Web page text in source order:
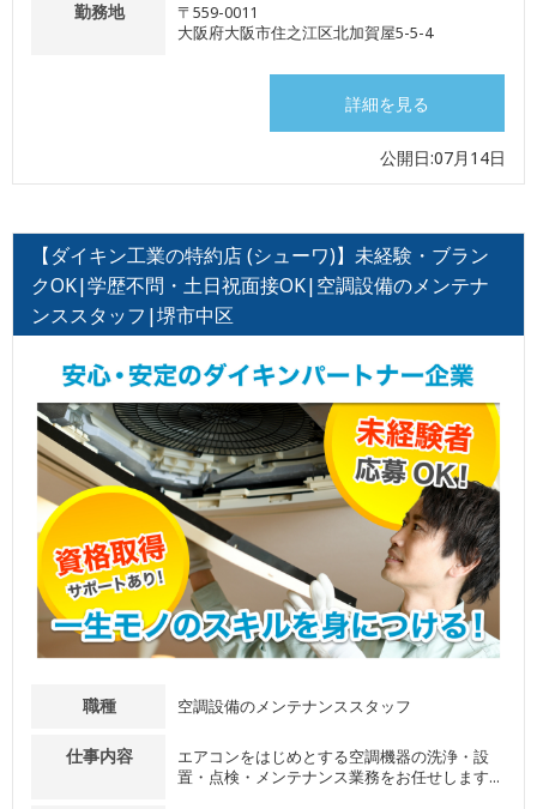
勤務地
〒559-0011
大阪府大阪市住之江区北加賀屋5-5-4
詳細を見る
公開日:07月14日
【ダイキン工業の特約店 (シューワ)】未経験・ブラン
クOK|学歴不問・土日祝面接OK|空調設備のメンテナ
ンススタッフ|堺市中区
職種 空調設備のメンテナンススタッフ
仕事内容
エアコンをはじめとする空調機器の洗浄・設
置・点検・メンテナンス業務をお任せします...